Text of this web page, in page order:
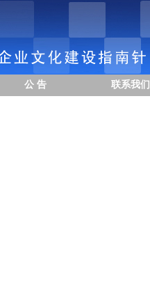
公 告 联系我们